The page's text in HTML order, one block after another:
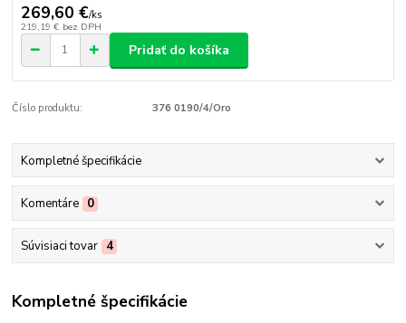
269,60 €/ks
219,19 € bez DPH
Pridať do košíka
Číslo produktu: 376 0190/4/Oro
Kompletné špecifikácie
Komentáre 0
Súvisiaci tovar 4
Kompletné špecifikácie